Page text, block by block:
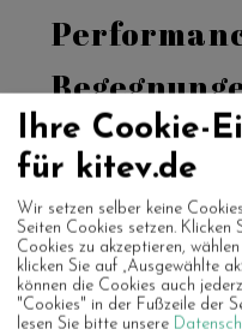
Ihre Cookie-
für kitev.de
Wir setzen selber keine
Seiten Cookies setzen. Klicken
Cookies zu akzeptieren,
klicken Sie auf „Ausgewählte
können die Cookies auch
"Cookies" in der Fußzeile der
lesen Sie bitte unsere